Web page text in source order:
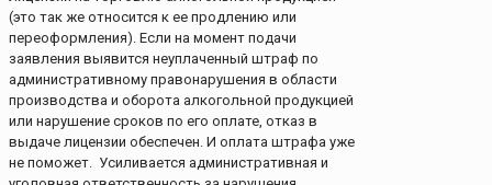
(это так же относится к ее продлению или
переоформления). Если на момент подачи
заявления выявится неуплаченный штраф по
административному правонарушения в области
производства и оборота алкогольной продукцией
или нарушение сроков по его оплате, отказ в
выдаче лицензии обеспечен. И оплата штрафа уже
не поможет. Усиливается административная и